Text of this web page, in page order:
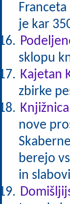
je kar
sklopu
Kajetan
zbirke
nove
berejo
in